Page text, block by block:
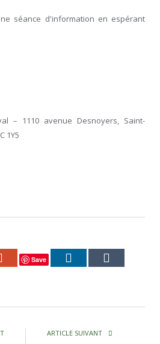
séance d'information en espérant
– 1110 avenue Desnoyers, Saint-
1Y5
Google+
Save LinkedIn
ARTICLE SUIVANT